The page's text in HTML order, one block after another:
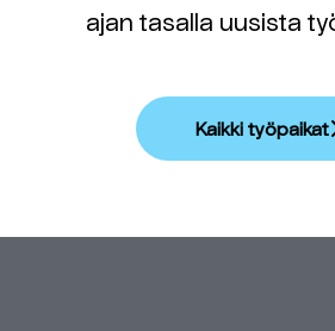
ajan tasalla uusista
Kaikki työpaikat